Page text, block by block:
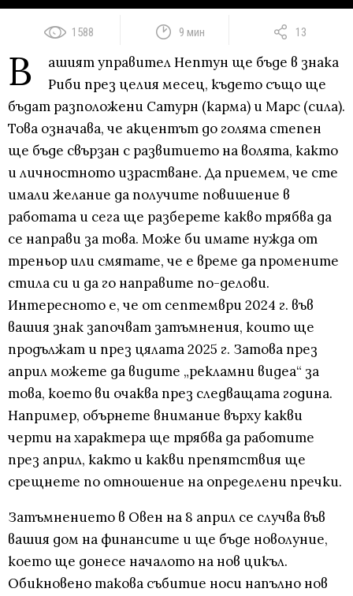
1588 9 мин 13
В
ашият управител Нептун ще бъде в знака
Риби през целия месец, където също ще
бъдат разположени Сатурн (карма) и Марс (сила).
Това означава, че акцентът до голяма степен
ще бъде свързан с развитието на волята, както
и личностното израстване. Да приемем, че сте
имали желание да получите повишение в
работата и сега ще разберете какво трябва да
се направи за това. Може би имате нужда от
треньор или смятате, че е време да промените
стила си и да го направите по-делови.
Интересното е, че от септември 2024 г. във
вашия знак започват затъмнения, които ще
продължат и през цялата 2025 г. Затова през
април можете да видите „рекламни видеа“ за
това, което ви очаква през следващата година.
Например, обърнете внимание върху какви
черти на характера ще трябва да работите
през април, както и какви препятствия ще
срещнете по отношение на определени пречки.
Затъмнението в Овен на 8 април се случва във
вашия дом на финансите и ще бъде новолуние,
което ще донесе началото на нов цикъл.
Обикновено такова събитие носи напълно нов